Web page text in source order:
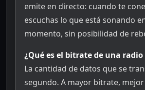
emite en directo: cuando te
escuchas lo que está sonando
momento, sin posibilidad de
¿Qué es el bitrate de una
La cantidad de datos que se
segundo. A mayor bitrate,